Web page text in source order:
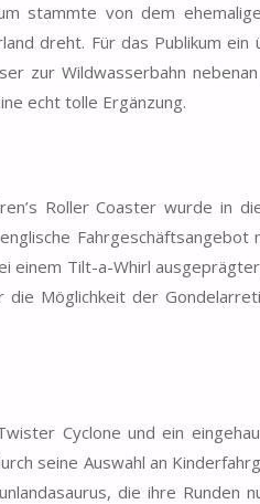
stammte von dem
dreht. Für das Publikum
zur Wildwasserbahn
echt tolle Ergänzung.
Roller Coaster wurde in
einem Tilt-a-Whirl
die Möglichkeit der
Cyclone und ein
seine Auswahl an
die ihre